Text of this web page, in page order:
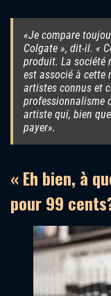
«Je compare
Colgate », dit-il. «
produit. La société
est associé à cette
artistes connus et
professionnalisme
artiste qui, bien
payer».
« Eh bien, à
pour 99